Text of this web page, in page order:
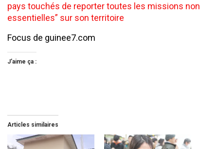
pays touchés de reporter toutes les missions non
essentielles” sur son territoire
Focus de guinee7.com
J’aime ça :
Articles similaires